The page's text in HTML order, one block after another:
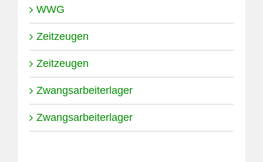
WWG
Zeitzeugen
Zeitzeugen
Zwangsarbeiterlager
Zwangsarbeiterlager